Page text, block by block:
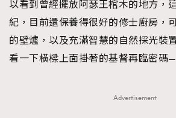
以看到曾經擺放阿瑟王棺木的地方，
紀，目前還保養得很好的修士廚房，
的壁爐，以及充滿智慧的自然採光裝
看一下橫樑上面掛著的基督再臨密碼
Advertisement